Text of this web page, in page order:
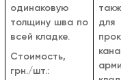
одинаковую
толщину шва по
всей кладке.
Cтоимость,
грн./шт.:
для